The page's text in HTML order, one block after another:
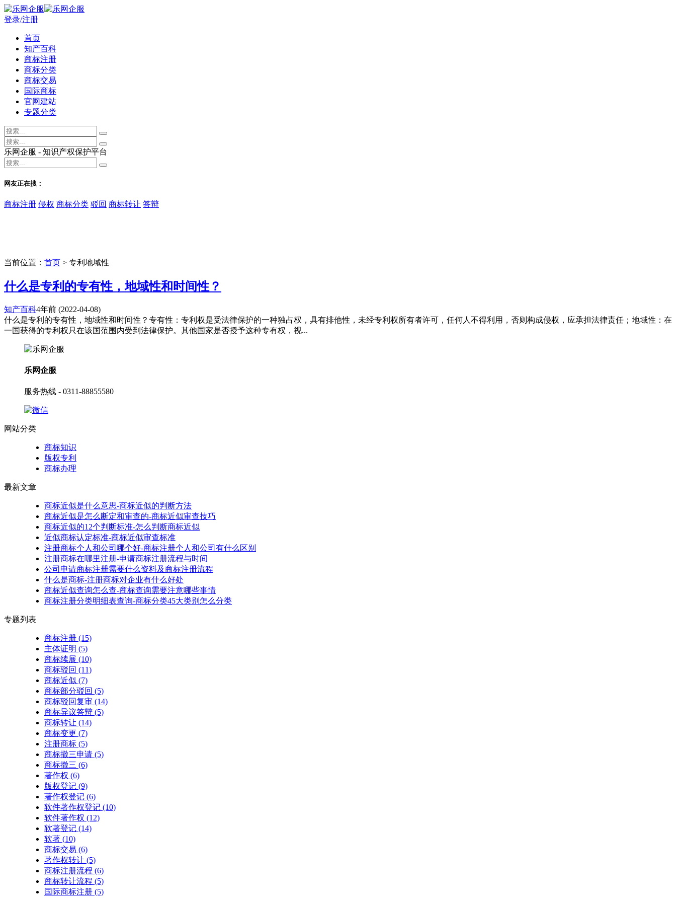
登录/注册
首页
知产百科
商标注册
商标分类
商标交易
国际商标
官网建站
专题分类
乐网企服 - 知识产权保护平台
网友正在搜：
商标注册 侵权 商标分类 驳回 商标转让 答辩
当前位置： 首页 > 专利地域性
什么是专利的专有性，地域性和时间性？
知产百科4年前 (2022-04-08)
什么是专利的专有性，地域性和时间性？专有性：专利权是受法律保护的一种独占权，具有排他性，未经专利权所有者许可，任何人不得利用，否则构成侵权，应承担法律责任；地域性：在
一国获得的专利权只在该国范围内受到法律保护。其他国家是否授予这种专有权，视...
乐网企服
服务热线 - 0311-88855580
网站分类
商标知识
版权专利
商标办理
最新文章
商标近似是什么意思-商标近似的判断方法
商标近似是怎么断定和审查的-商标近似审查技巧
商标近似的12个判断标准-怎么判断商标近似
近似商标认定标准-商标近似审查标准
注册商标个人和公司哪个好-商标注册个人和公司有什么区别
注册商标在哪里注册-申请商标注册流程与时间
公司申请商标注册需要什么资料及商标注册流程
什么是商标-注册商标对企业有什么好处
商标近似查询怎么查-商标查询需要注意哪些事情
商标注册分类明细表查询-商标分类45大类别怎么分类
专题列表
商标注册 (15)
主体证明 (5)
商标续展 (10)
商标驳回 (11)
商标近似 (7)
商标部分驳回 (5)
商标驳回复审 (14)
商标异议答辩 (5)
商标转让 (14)
商标变更 (7)
注册商标 (5)
商标撤三申请 (5)
商标撤三 (6)
著作权 (6)
版权登记 (9)
著作权登记 (6)
软件著作权登记 (10)
软件著作权 (12)
软著登记 (14)
软著 (10)
商标交易 (6)
著作权转让 (5)
商标注册流程 (6)
商标转让流程 (5)
国际商标注册 (5)